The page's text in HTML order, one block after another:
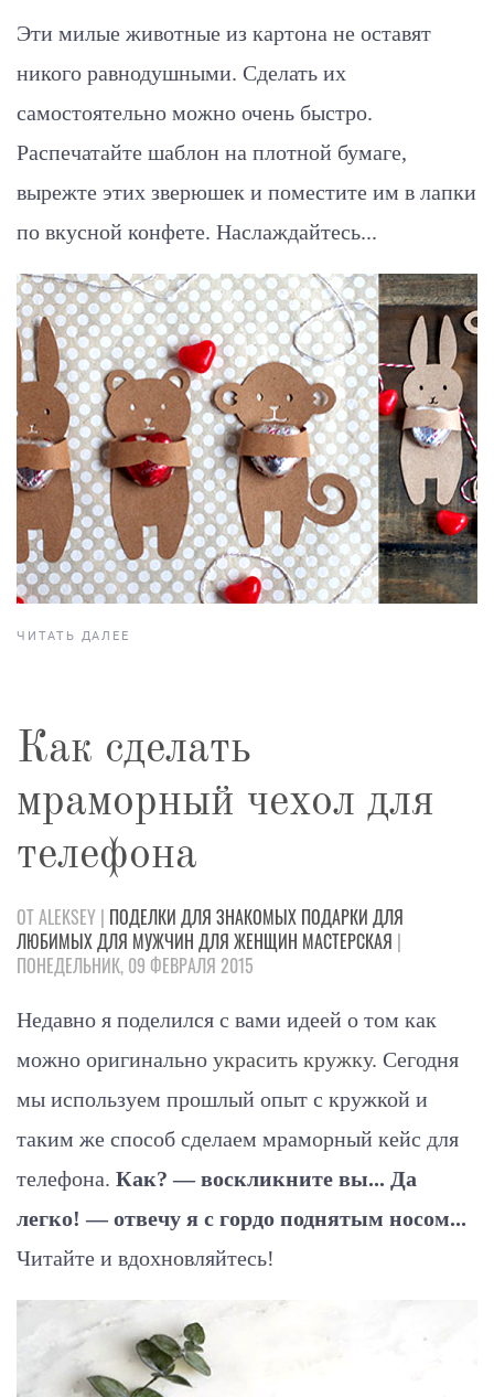
Эти милые животные из картона не оставят
никого равнодушными. Сделать их
самостоятельно можно очень быстро.
Распечатайте шаблон на плотной бумаге,
вырежте этих зверюшек и поместите им в лапки
по вкусной конфете. Наслаждайтесь...
ЧИТАТЬ ДАЛЕЕ
Как сделать
мраморный чехол для
телефона
ОТ ALEKSEY | ПОДЕЛКИ ДЛЯ ЗНАКОМЫХ ПОДАРКИ ДЛЯ
ЛЮБИМЫХДЛЯ МУЖЧИН ДЛЯ ЖЕНЩИН МАСТЕРСКАЯ |
ПОНЕДЕЛЬНИК, 09 ФЕВРАЛЯ 2015
Недавно я поделился с вами идеей о том как
можно оригинально украсить кружку. Сегодня
мы используем прошлый опыт с кружкой и
таким же способ сделаем мраморный кейс для
телефона. Как? — воскликните вы... Да
легко! — отвечу я с гордо поднятым носом...
Читайте и вдохновляйтесь!